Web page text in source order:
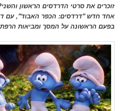
זוכרים את סרטי הדרדסים הראשון
אחד חדש "דרדסים: הכפר האבוד", עם
בפעם הראשונה על המסך ומביאות